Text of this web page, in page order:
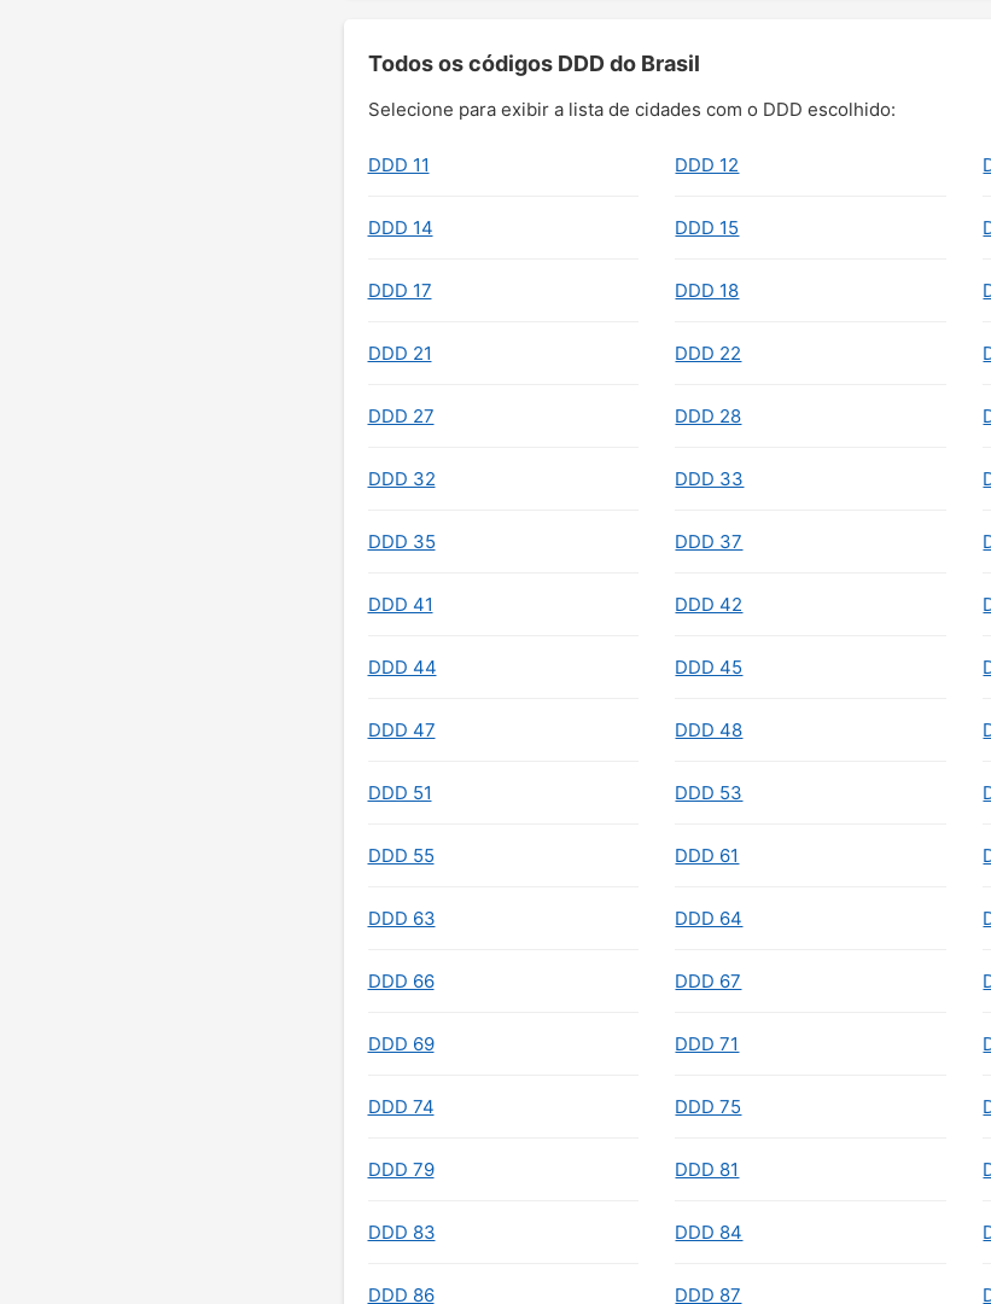
Todos os códigos DDD do Brasil
Selecione para exibir a lista de cidades com o DDD escolhido:
DDD 11 DDD 12
DDD 14 DDD 15
DDD 17 DDD 18
DDD 21 DDD 22
DDD 27 DDD 28
DDD 32 DDD 33
DDD 35 DDD 37
DDD 41 DDD 42
DDD 44 DDD 45
DDD 47 DDD 48
DDD 51 DDD 53
DDD 55 DDD 61
DDD 63 DDD 64
DDD 66 DDD 67
DDD 69 DDD 71
DDD 74 DDD 75
DDD 79 DDD 81
DDD 83 DDD 84
DDD 86 DDD 87